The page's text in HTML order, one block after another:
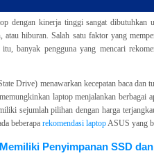
dengan kinerja tinggi sangat
atau hiburan. Salah satu faktor yang
itu, banyak pengguna yang mencari
Drive) menawarkan kecepatan baca dan
laptop menjalankan berbagai
sejumlah pilihan dengan harga
beberapa rekomendasi laptopASUS yang
Penyimpanan SSD